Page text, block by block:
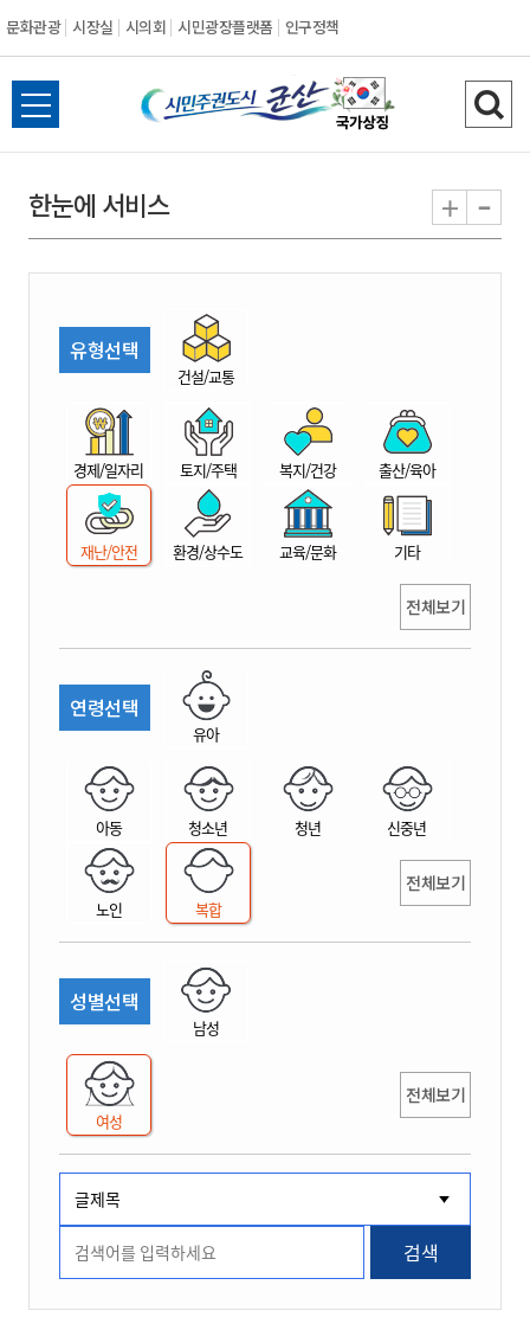
문화관광 시장실 시의회 시민광장플랫폼 인구정책
시
민
권
시
산
전
체
뉴
열
검
색
기
한눈에 서비스 + -
유형선택
건설/교통
경제/일자리 토지/주택 복지/건강 출산/육아
재난/안전 환경/상수도 교육/문화 기타
전체보기
연령선택
유아
아동 청소년 청년 신중년
노인 복합
전체보기
성별선택
남성
여성
전체보기
검색